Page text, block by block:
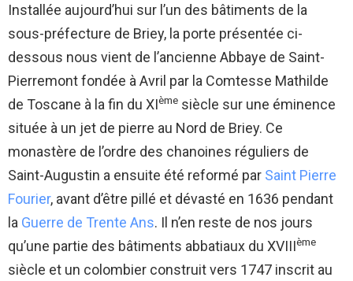
Installée aujourd’hui sur l’un des bâtiments de la
sous-préfecture de Briey, la porte présentée ci-
dessous nous vient de l’ancienne Abbaye de Saint-
Pierremont fondée à Avril par la Comtesse Mathilde
de Toscane à la fin du XIème siècle sur une éminence
située à un jet de pierre au Nord de Briey. Ce
monastère de l’ordre des chanoines réguliers de
Saint-Augustin a ensuite été reformé par Saint Pierre
Fourier, avant d’être pillé et dévasté en 1636 pendant
la Guerre de Trente Ans. Il n’en reste de nos jours
qu’une partie des bâtiments abbatiaux du XVIIIème
siècle et un colombier construit vers 1747 inscrit au